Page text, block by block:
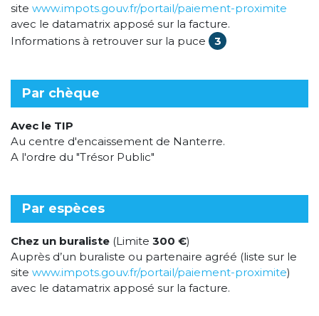
site www.impots.gouv.fr/portail/paiement-proximite
avec le datamatrix apposé sur la facture.
Informations à retrouver sur la puce
3
Par chèque
Avec le TIP
Au centre d'encaissement de Nanterre.
A l'ordre du "Trésor Public"
Par espèces
Chez un buraliste (Limite 300 €)
Auprès d’un buraliste ou partenaire agréé (liste sur le
site www.impots.gouv.fr/portail/paiement-proximite)
avec le datamatrix apposé sur la facture.